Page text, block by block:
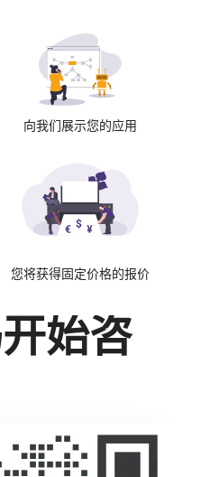
向我们展示您的应用
您将获得固定价格的报价
始咨